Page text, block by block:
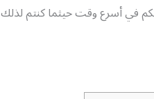
في أسرع وقت حيثما كنتم لذلك